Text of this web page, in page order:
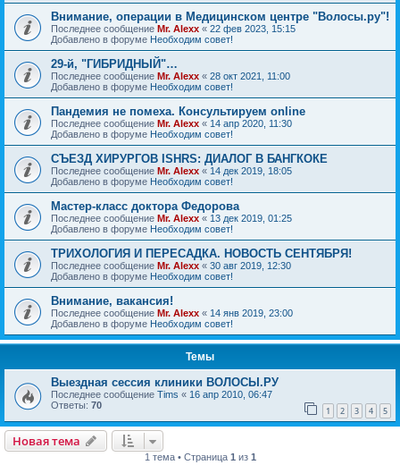
Внимание, операции в Медицинском центре "Волосы.ру"!
Последнее сообщение Mr. Alexx « 22 фев 2023, 15:15
Добавлено в форуме Необходим совет!
29-й, "ГИБРИДНЫЙ"…
Последнее сообщение Mr. Alexx « 28 окт 2021, 11:00
Добавлено в форуме Необходим совет!
Пандемия не помеха. Консультируем online
Последнее сообщение Mr. Alexx « 14 апр 2020, 11:30
Добавлено в форуме Необходим совет!
СЪЕЗД ХИРУРГОВ ISHRS: ДИАЛОГ В БАНГКОКЕ
Последнее сообщение Mr. Alexx « 14 дек 2019, 18:05
Добавлено в форуме Необходим совет!
Мастер-класс доктора Федорова
Последнее сообщение Mr. Alexx « 13 дек 2019, 01:25
Добавлено в форуме Необходим совет!
ТРИХОЛОГИЯ И ПЕРЕСАДКА. НОВОСТЬ СЕНТЯБРЯ!
Последнее сообщение Mr. Alexx « 30 авг 2019, 12:30
Добавлено в форуме Необходим совет!
Внимание, вакансия!
Последнее сообщение Mr. Alexx « 14 янв 2019, 23:00
Добавлено в форуме Необходим совет!
Темы
Выездная сессия клиники ВОЛОСЫ.РУ
Последнее сообщение Tims « 16 апр 2010, 06:47
Ответы: 70 1 2 3 4 5
Новая тема
1 тема • Страница 1 из 1